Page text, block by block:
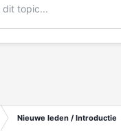
dit topic...
Nieuwe leden / Introductie